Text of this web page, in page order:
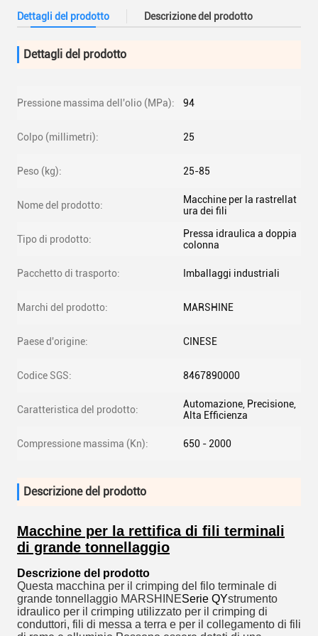
Dettagli del prodotto Descrizione del prodotto
Dettagli del prodotto
Pressione massima dell'olio (MPa): 94
Colpo (millimetri): 25
Peso (kg): 25-85
Nome del prodotto:
Macchine per la rastrellat
ura dei fili
Tipo di prodotto:
Pressa idraulica a doppia
colonna
Pacchetto di trasporto: Imballaggi industriali
Marchi del prodotto: MARSHINE
Paese d'origine: CINESE
Codice SGS: 8467890000
Caratteristica del prodotto:
Automazione, Precisione,
Alta Efficienza
Compressione massima (Kn): 650 - 2000
Descrizione del prodotto
Macchine per la rettifica di fili terminali
di grande tonnellaggio
Descrizione del prodotto
Questa macchina per il crimping del filo terminale di
grande tonnellaggio MARSHINESerie QYstrumento
idraulico per il crimping utilizzato per il crimping di
conduttori, fili di messa a terra e per il collegamento di fili